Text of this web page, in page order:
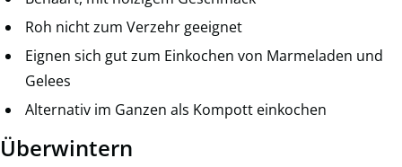
Roh nicht zum Verzehr geeignet
Eignen sich gut zum Einkochen von Marmeladen und
Gelees
Alternativ im Ganzen als Kompott einkochen
Überwintern